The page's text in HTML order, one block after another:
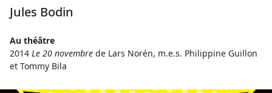
Jules Bodin
Au théâtre
2014 Le 20 novembre de Lars Norén, m.e.s. Philippine Guillon
et Tommy Bila